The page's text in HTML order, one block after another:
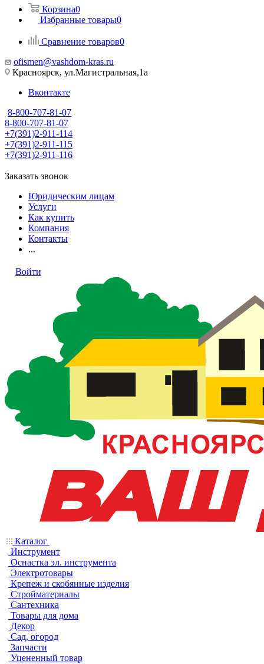
Корзина0
Избранные товары0
Сравнение товаров0
ofismen@vashdom-kras.ru
Красноярск, ул.Магистральная,1а
Вконтакте
8-800-707-81-07
8-800-707-81-07
+7(391)2-911-114
+7(391)2-911-115
+7(391)2-911-116
Заказать звонок
Юридическим лицам
Услуги
Как купить
Компания
Контакты
...
Войти
Каталог
Инструмент
Оснастка эл. инструмента
Электротовары
Крепеж и скобянные изделия
Стройматериалы
Сантехника
Товары для дома
Декор
Сад, огород
Запчасти
Уцененный товар